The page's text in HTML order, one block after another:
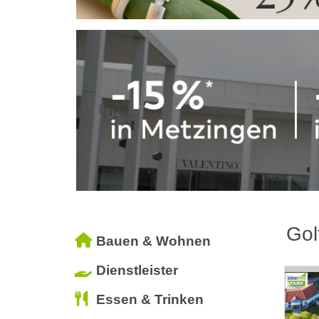
Bauen & Wohnen
Dienstleister
Essen & Trinken